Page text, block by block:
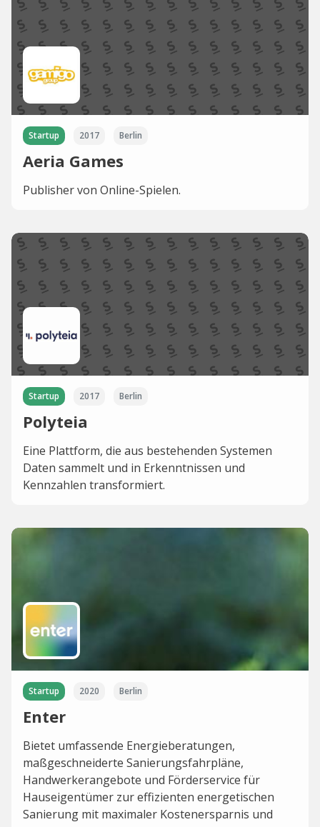
Startup 2017 Berlin
Aeria Games
Publisher von Online-Spielen.
Startup 2017 Berlin
Polyteia
Eine Plattform, die aus bestehenden Systemen
Daten sammelt und in Erkenntnissen und
Kennzahlen transformiert.
Startup 2020 Berlin
Enter
Bietet umfassende Energieberatungen,
maßgeschneiderte Sanierungsfahrpläne,
Handwerkerangebote und Förderservice für
Hauseigentümer zur effizienten energetischen
Sanierung mit maximaler Kostenersparnis und